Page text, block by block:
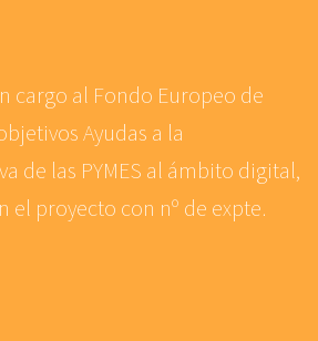
cargo al Fondo Europeo de
Ayudas a la
de las PYMES al ámbito digital,
proyecto con nº de expte.